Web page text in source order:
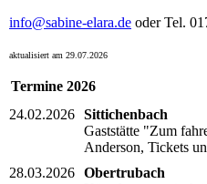
info@sabine-elara.de oder Tel.
aktualisiert am 29.07.2026
Termine 2026
24.02.2026 Sittichenbach
Gaststätte "Zum
Anderson, Tickets
28.03.2026 Obertrubach